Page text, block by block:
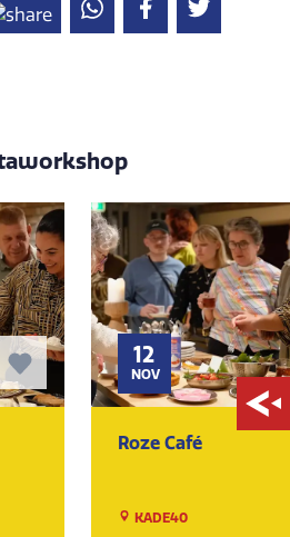
12
NOV
Roze Café
KADE40